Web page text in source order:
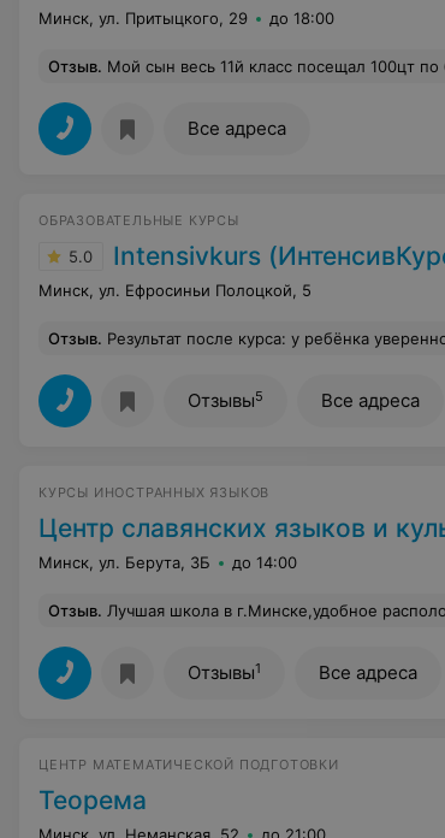
Минск, ул. Притыцкого, 29 до 18:00
Отзыв. Мой сын весь 11й класс посещал 100цт по белорусскому языку. Результат очень обрадовал, поскольку до посещения курсов на репетиционном тестировании он набрал 73 балла, а в конце обучения на курсе на РТ по бел мове набрал 90. Это
Все адреса
ОБРАЗОВАТЕЛЬНЫЕ КУРСЫ
5.0 Intensivkurs
Минск, ул. Ефросиньи Полоцкой, 5
Отзыв. Результат после курса: у ребёнка уверенность, у меня спокойствие. Больше
Отзывы5 Все адреса
КУРСЫ ИНОСТРАННЫХ ЯЗЫКОВ
Центр славянских языков и
Минск, ул. Берута, 3Б до 14:00
Отзыв. Лучшая школа в г.Минске,удобное расположение офисов в каждом районе города,а так профессионализм и
Отзывы1 Все адреса
ЦЕНТР МАТЕМАТИЧЕСКОЙ ПОДГОТОВКИ
Теорема